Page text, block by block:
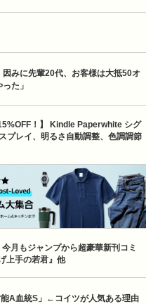
みに先輩20代、お客様は大抵50オ
た」
！】 Kindle Paperwhite シグ
プレイ、明るさ自動調整、色調調節
月もジャンプから超豪華新刊コミ
上手の若君』他
能A血統S」←コイツが人気ある理由